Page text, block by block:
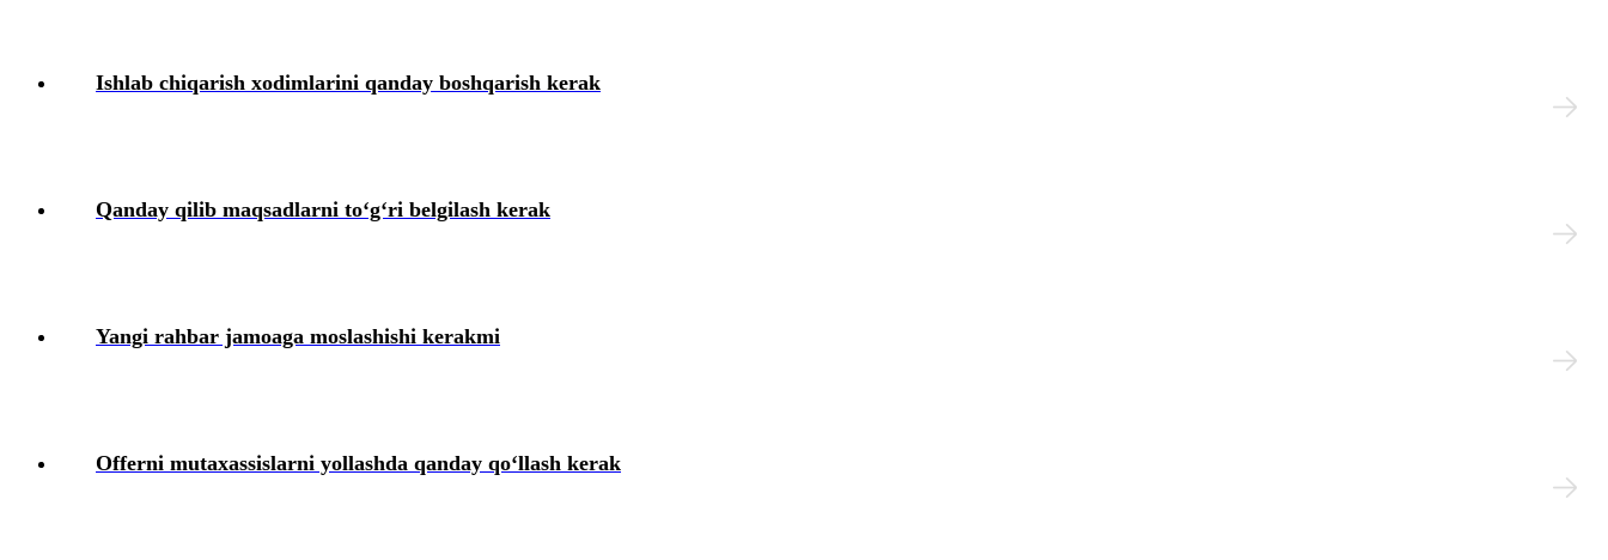
Ishlab chiqarish хodimlarini qanday boshqarish kerak
Qanday qilib maqsadlarni toʻgʻri belgilash kerak
Yangi rahbar jamoaga moslashishi kerakmi
Offerni mutaхassislarni yollashda qanday qoʻllash kerak